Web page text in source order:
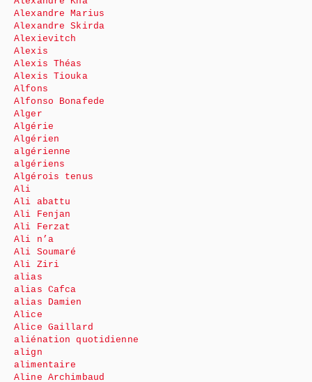
Alexandre Marius
Alexandre Skirda
Alexievitch
Alexis
Alexis Théas
Alexis Tiouka
Alfons
Alfonso Bonafede
Alger
Algérie
Algérien
algérienne
algériens
Algérois tenus
Ali
Ali abattu
Ali Fenjan
Ali Ferzat
Ali n’a
Ali Soumaré
Ali Ziri
alias
alias Cafca
alias Damien
Alice
Alice Gaillard
aliénation quotidienne
align
alimentaire
Aline Archimbaud